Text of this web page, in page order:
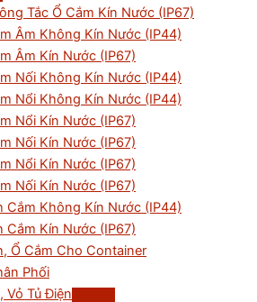
Tắc Ổ Cắm Kín Nước (IP67)
Âm Không Kín Nước (IP44)
Âm Kín Nước (IP67)
Nối Không Kín Nước (IP44)
Nổi Không Kín Nước (IP44)
Nổi Kín Nước (IP67)
Nối Kín Nước (IP67)
Nổi Kín Nước (IP67)
Nối Kín Nước (IP67)
Cắm Không Kín Nước (IP44)
Cắm Kín Nước (IP67)
Ổ Cắm Cho Container
Phối
Vỏ Tủ Điện